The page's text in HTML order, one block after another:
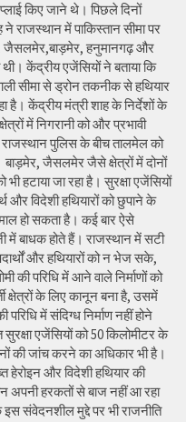
किए जाने थे। पिछले दिनों
राजस्थान में पाकिस्तान सीमा पर
जैसलमेर,बाड़मेर, हनुमानगढ़ और
थी। केंद्रीय एजेंसियों ने बताया कि
सीमा से ड्रोन तकनीक से हथियार
है। केंद्रीय मंत्री शाह के निर्देशों के
में निगरानी को और प्रभावी
पुलिस के बीच तालमेल को
बाड़मेर, जैसलमेर जैसे क्षेत्रों में दोनों
हटाया जा रहा है। सुरक्षा एजेंसियों
और विदेशी हथियारों को छुपाने के
हो सकता है। कई बार ऐसे
में बाधक होते हैं। राजस्थान में सटी
और हथियारों को न भेज सके,
की परिधि में आने वाले निर्माणों को
क्षेत्रों के लिए कानून बना है, उसमें
में संदिग्ध निर्माण नहीं होने
एजेंसियों को 50 किलोमीटर के
की जांच करने का अधिकार भी है।
हेरोइन और विदेशी हथियार की
अपनी हरकतों से बाज नहीं आ रहा
संवेदनशील मुद्दे पर भी राजनीति